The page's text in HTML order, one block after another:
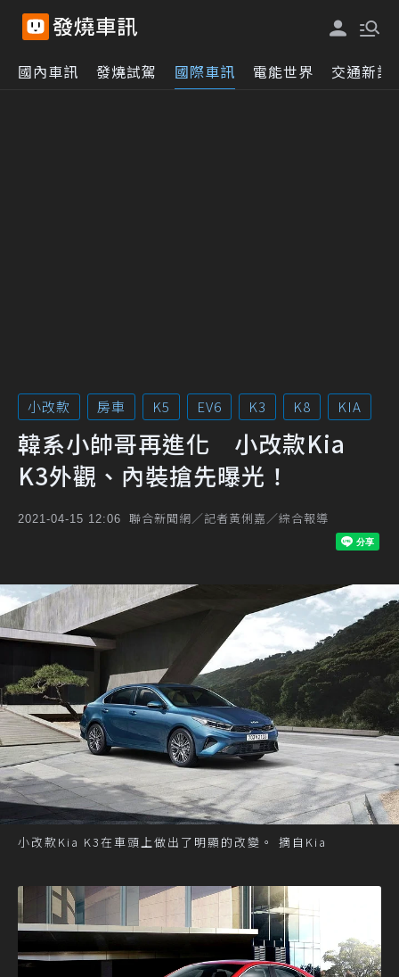
國內車訊 發燒試駕 國際車訊 電能世界 交通新訊
小改款 房車 K5 EV6 K3 K8 KIA
韓系小帥哥再進化 小改款Kia
K3外觀、內裝搶先曝光！
2021-04-15 12:06 聯合新聞網／記者黃俐嘉／綜合報導
小改款Kia K3在車頭上做出了明顯的改變。 摘自Kia